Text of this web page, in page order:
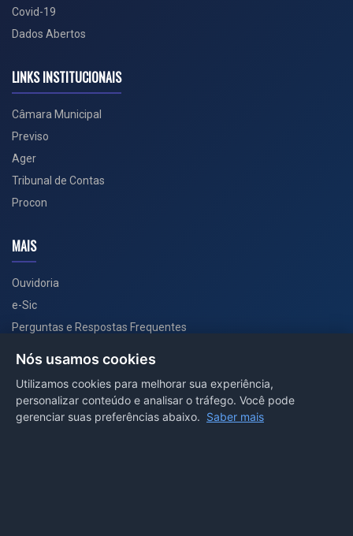
Covid-19
Dados Abertos
LINKS INSTITUCIONAIS
Câmara Municipal
Previso
Ager
Tribunal de Contas
Procon
MAIS
Ouvidoria
e-Sic
Perguntas e Respostas Frequentes
PORTAL COVID-19
Nós usamos cookies
Utilizamos cookies para melhorar sua experiência,
personalizar conteúdo e analisar o tráfego. Você pode
gerenciar suas preferências abaixo. Saber mais